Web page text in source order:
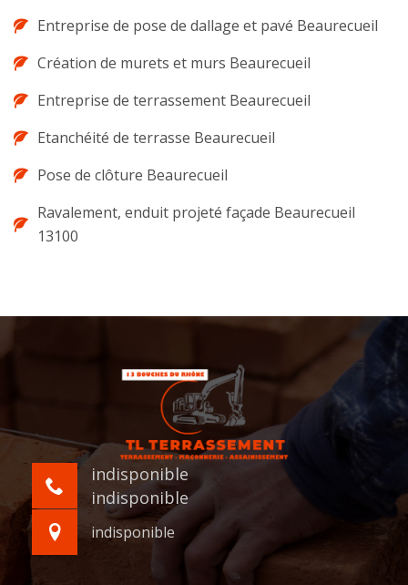
Entreprise de pose de dallage et pavé Beaurecueil
Création de murets et murs Beaurecueil
Entreprise de terrassement Beaurecueil
Etanchéité de terrasse Beaurecueil
Pose de clôture Beaurecueil
Ravalement, enduit projeté façade Beaurecueil
13100
indisponible
indisponible
indisponible